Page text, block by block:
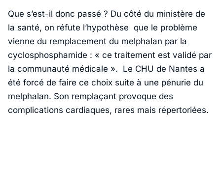
Que s’est-il donc passé ? Du côté du ministère de
la santé, on réfute l’hypothèse que le problème
vienne du remplacement du melphalan par la
cyclosphosphamide : « ce traitement est validé par
la communauté médicale ». Le CHU de Nantes a
été forcé de faire ce choix suite à une pénurie du
melphalan. Son remplaçant provoque des
complications cardiaques, rares mais répertoriées.